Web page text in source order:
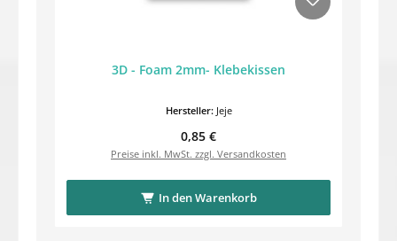
3D - Foam 2mm- Klebekissen
Hersteller: Jeje
Regulärer Preis:
0,85 €
Preise inkl. MwSt. zzgl. Versandkosten
In den Warenkorb